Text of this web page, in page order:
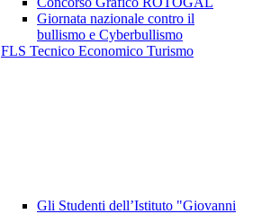
Giornata nazionale contro il
bullismo e Cyberbullismo
FLS Tecnico Economico Turismo
Gli Studenti dell’Istituto "Giovanni